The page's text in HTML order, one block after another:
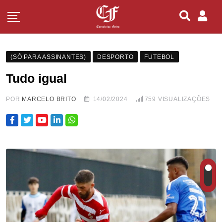
(SÓ PARA ASSINANTES) DESPORTO FUTEBOL
Tudo igual
POR MARCELO BRITO 14/02/2024 759 VISUALIZAÇÕES